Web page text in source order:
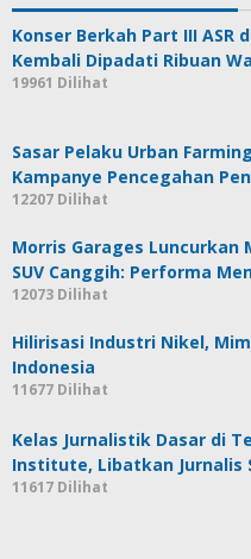
Konser Berkah Part III ASR
Kembali Dipadati Ribuan
19961 Dilihat
Sasar Pelaku Urban
Kampanye Pencegahan
12207 Dilihat
Morris Garages
SUV Canggih: Performa
12073 Dilihat
Hilirisasi Industri Nikel,
Indonesia
11677 Dilihat
Kelas Jurnalistik Dasar di
Institute, Libatkan Jurnalis
11617 Dilihat